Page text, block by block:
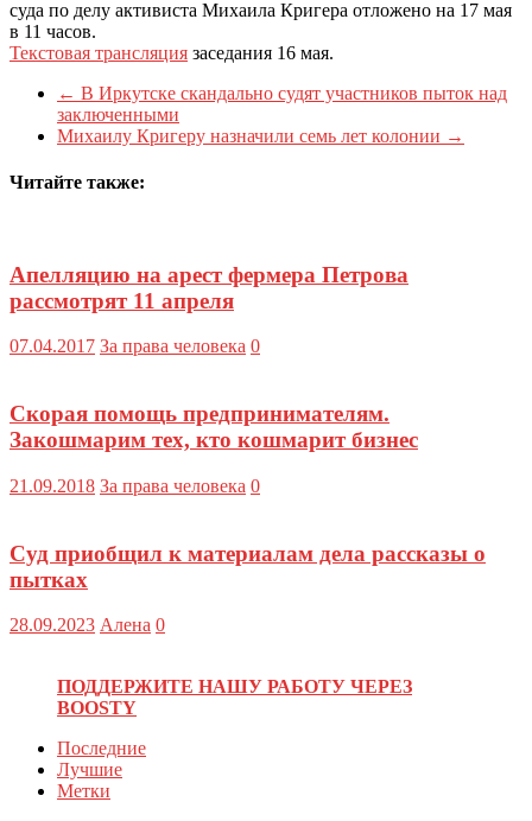
суда по делу активиста Михаила Кригера отложено на 17 мая
в 11 часов.
Текстовая трансляция заседания 16 мая.
← В Иркутске скандально судят участников пыток над
заключенными
Михаилу Кригеру назначили семь лет колонии →
Читайте также:
Апелляцию на арест фермера Петрова
рассмотрят 11 апреля
07.04.2017 За права человека 0
Скорая помощь предпринимателям.
Закошмарим тех, кто кошмарит бизнес
21.09.2018 За права человека 0
Суд приобщил к материалам дела рассказы о
пытках
28.09.2023 Алена 0
ПОДДЕРЖИТЕ НАШУ РАБОТУ ЧЕРЕЗ
BOOSTY
Последние
Лучшие
Метки